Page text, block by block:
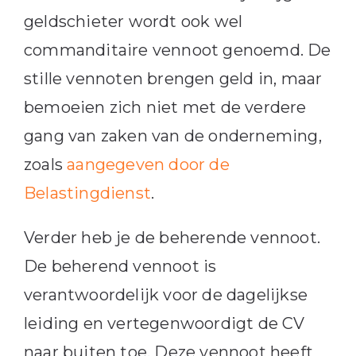
geldschieter wordt ook wel
commanditaire vennoot genoemd. De
stille vennoten brengen geld in, maar
bemoeien zich niet met de verdere
gang van zaken van de onderneming,
zoalsaangegeven door de
Belastingdienst.
Verder heb je de beherende vennoot.
De beherend vennoot is
verantwoordelijk voor de dagelijkse
leiding en vertegenwoordigt de CV